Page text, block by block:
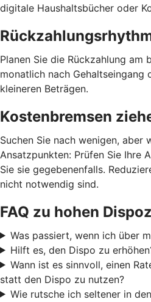
digitale Haushaltsbücher oder
Planen Sie die Rückzahlung am
monatlich nach Gehaltseingang
kleineren Beträgen.
Kostenbremsen
Suchen Sie nach wenigen, aber
Ansatzpunkten: Prüfen Sie Ihre
Sie sie gegebenenfalls.
nicht notwendig sind.
FAQ zu hohen
Was passiert, wenn ich über
Hilft es, den Dispo zu
Wann ist es sinnvoll, einen
statt den Dispo zu nutzen?
Wie rutsche ich seltener in